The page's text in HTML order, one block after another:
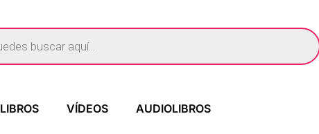
LIBROS VÍDEOS AUDIOLIBROS